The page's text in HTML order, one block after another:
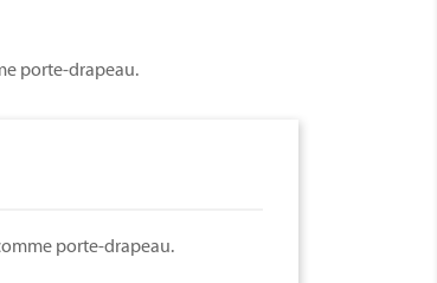
porte-drapeau.
porte-drapeau.